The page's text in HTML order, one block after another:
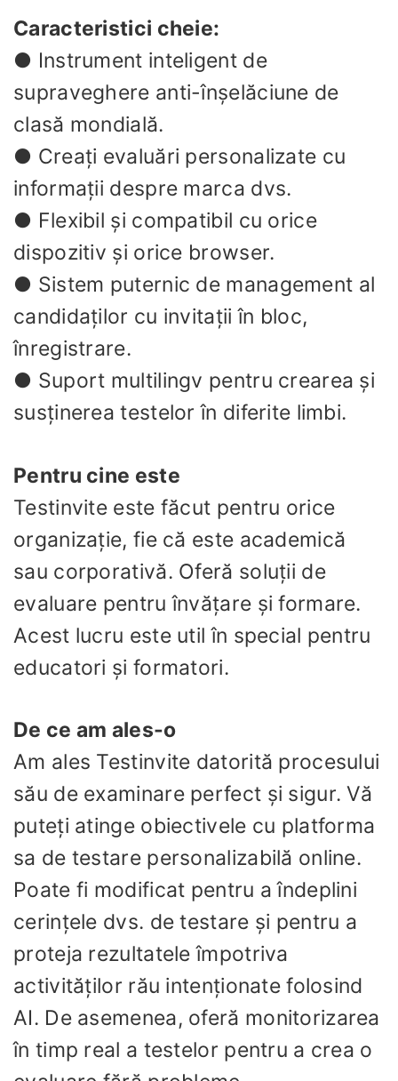
Caracteristici cheie:
● Instrument inteligent de
supraveghere anti-înșelăciune de
clasă mondială.
● Creați evaluări personalizate cu
informații despre marca dvs.
● Flexibil și compatibil cu orice
dispozitiv și orice browser.
● Sistem puternic de management al
candidaților cu invitații în bloc,
înregistrare.
● Suport multilingv pentru crearea și
susținerea testelor în diferite limbi.
Pentru cine este
Testinvite este făcut pentru orice
organizație, fie că este academică
sau corporativă. Oferă soluții de
evaluare pentru învățare și formare.
Acest lucru este util în special pentru
educatori și formatori.
De ce am ales-o
Am ales Testinvite datorită procesului
său de examinare perfect și sigur. Vă
puteți atinge obiectivele cu platforma
sa de testare personalizabilă online.
Poate fi modificat pentru a îndeplini
cerințele dvs. de testare și pentru a
proteja rezultatele împotriva
activităților rău intenționate folosind
AI. De asemenea, oferă monitorizarea
în timp real a testelor pentru a crea o